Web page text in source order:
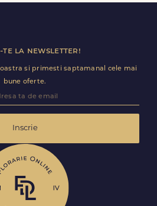
direct de curierii nostri proprii.
te la newsletter!
si primesti saptamanal cele mai
bune oferte.
Inscrie